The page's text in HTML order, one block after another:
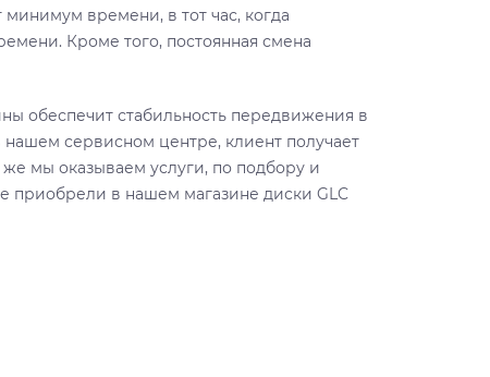
времени, в тот час, когда
Кроме того, постоянная смена
обеспечит стабильность передвижения в
сервисном центре, клиент получает
мы оказываем услуги, по подбору и
приобрели в нашем магазине диски GLC